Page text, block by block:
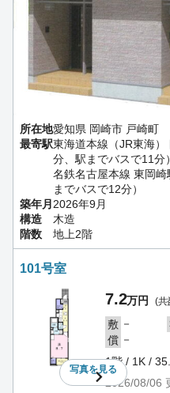
所在地愛知県 岡崎市 戸崎町
最寄駅東海道本線（JR東海
分、駅までバスで11分）
名鉄名古屋本線 東岡
までバスで12分）
築年月 2026年9月
構造
木造
階数
地上2階
101号室
写真を見る
7.2万円 (共
敷 －
償 －
1階 / 1K /
2026/08/06